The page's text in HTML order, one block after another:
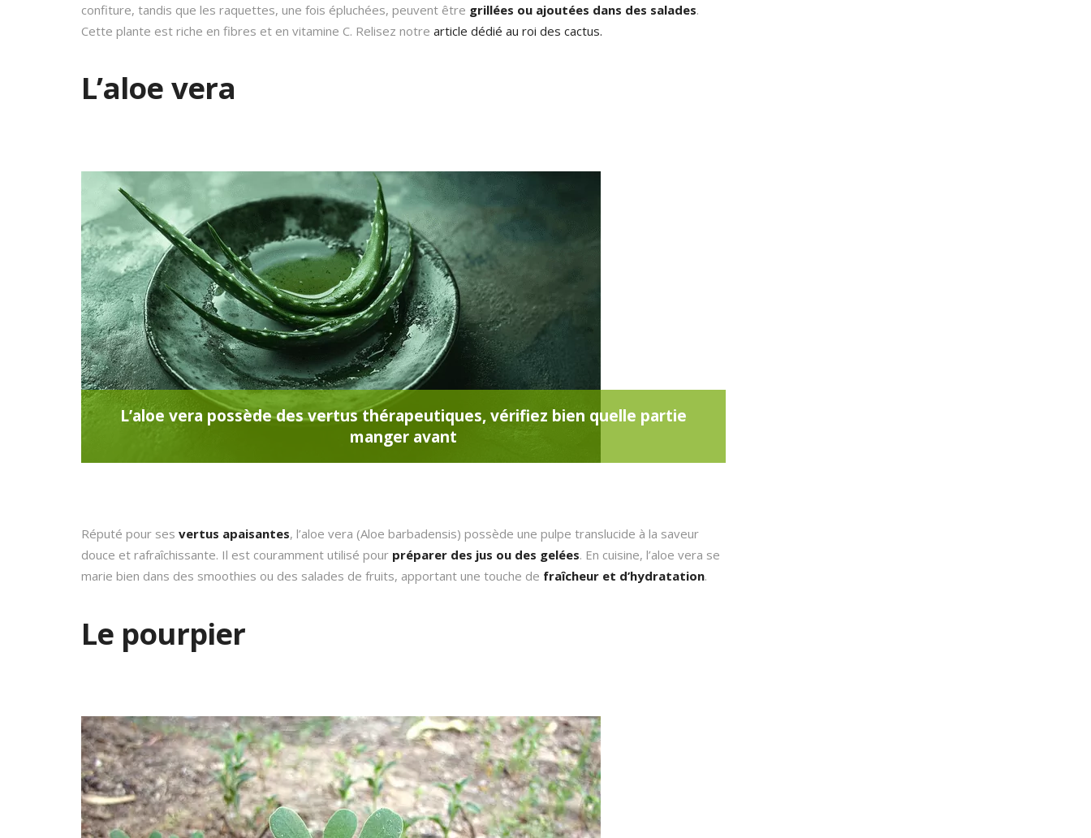
confiture, tandis que les raquettes, une fois épluchées, peuvent être grillées ou ajoutées dans des salades.
Cette plante est riche en fibres et en vitamine C. Relisez notre article dédié au roi des cactus.
L’aloe vera
L’aloe vera possède des vertus thérapeutiques, vérifiez bien quelle partie
manger avant
Réputé pour ses vertus apaisantes, l’aloe vera (Aloe barbadensis) possède une pulpe translucide à la saveur
douce et rafraîchissante. Il est couramment utilisé pour préparer des jus ou des gelées. En cuisine, l’aloe vera se
marie bien dans des smoothies ou des salades de fruits, apportant une touche de fraîcheur et d’hydratation.
Le pourpier